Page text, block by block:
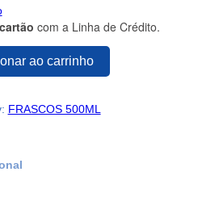
com a Linha de Crédito.
ao carrinho
FRASCOS 500ML